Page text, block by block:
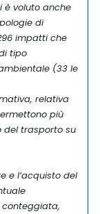
è voluto anche
di
impatti che
tipo
(33 le
relativa
più
del trasporto su
e l’acquisto del